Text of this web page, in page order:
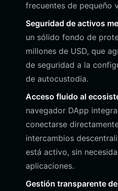
frecuentes de pequeño
Seguridad de activos
un sólido fondo de
millones de USD, que
de seguridad a la
de autocustodia.
Acceso fluido al
navegador DApp
conectarse
intercambios
está activo, sin
aplicaciones.
Gestión transparente